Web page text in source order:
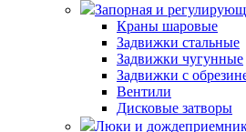
Запорная и
Краны шаровые
Задвижки стальные
Задвижки чугунные
Задвижки с
Вентили
Дисковые затворы
Люки и